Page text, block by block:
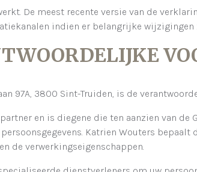
De meest recente versie van de
indien er belangrijke wijzigingen
97A, 3800 Sint-Truiden, is de
en is diegene die ten aanzien van
Katrien Wouters
de verwerkingseigenschappen.